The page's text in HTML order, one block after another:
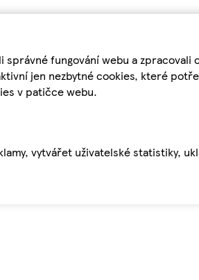
fungování webu a
jen nezbytné cookies, které
v patičce webu.
vytvářet uživatelské statistiky,